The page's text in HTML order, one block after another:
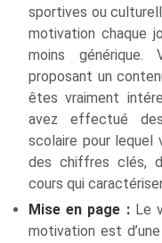
sportives ou
motivation chaque
moins générique.
proposant un
êtes vraiment
avez effectué
scolaire pour lequel
des chiffres clés,
cours qui
Mise en page : Le
motivation est